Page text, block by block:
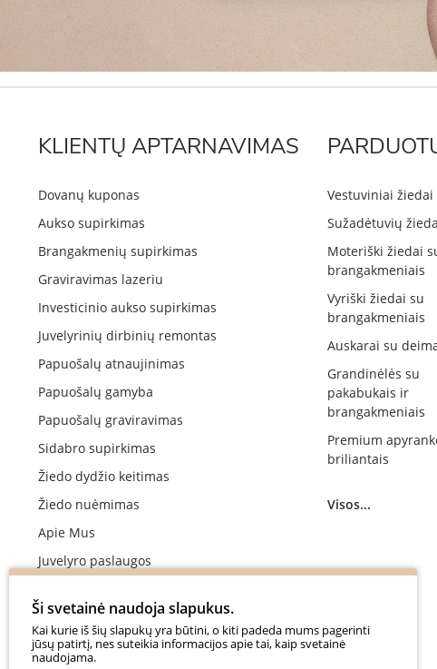
KLIENTŲ APTARNAVIMAS
Dovanų kuponas
Aukso supirkimas
Brangakmenių supirkimas
Graviravimas lazeriu
Investicinio aukso supirkimas
Juvelyrinių dirbinių remontas
Papuošalų atnaujinimas
Papuošalų gamyba
Papuošalų graviravimas
Sidabro supirkimas
Žiedo dydžio keitimas
Žiedo nuėmimas
Apie Mus
Juvelyro paslaugos
Sužadėtuvių žiedų gamyba
Apmokėjimas
Vestuviniai žiedai
Sužadėtuvių
Moteriški žiedai
brangakmeniais
Vyriški žiedai su
brangakmeniais
Auskarai su
Grandinėlės su
pakabukais ir
brangakmeniais
Premium
briliantais
Visos...
Ši svetainė naudoja slapukus.
Kai kurie iš šių slapukų yra būtini, o kiti padeda mums pagerinti
jūsų patirtį, nes suteikia informacijos apie tai, kaip svetainė
naudojama.